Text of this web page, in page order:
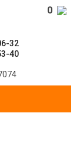
32
40
0